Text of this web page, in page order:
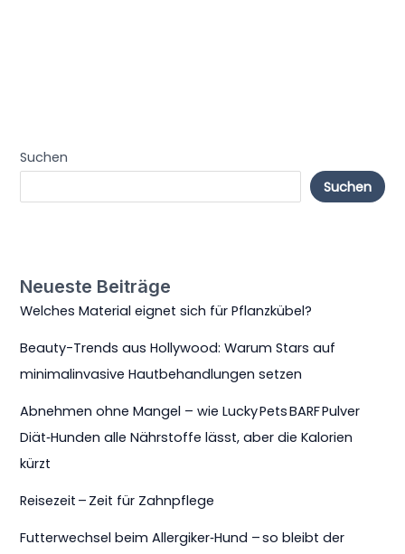
Suchen
Suchen
Neueste Beiträge
Welches Material eignet sich für Pflanzkübel?
Beauty-Trends aus Hollywood: Warum Stars auf
minimalinvasive Hautbehandlungen setzen
Abnehmen ohne Mangel – wie Lucky Pets BARF Pulver
Diät‑Hunden alle Nährstoffe lässt, aber die Kalorien
kürzt
Reisezeit – Zeit für Zahnpflege
Futterwechsel beim Allergiker‑Hund – so bleibt der